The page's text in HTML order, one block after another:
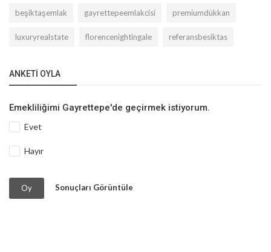
beşiktaşemlak gayrettepeemlakcisi premiumdükkan
luxuryrealstate florencenightingale referansbesiktas
ANKETI OYLA
Emekliliğimi Gayrettepe'de geçirmek istiyorum.
Evet
Hayır
Oy Sonuçları Görüntüle